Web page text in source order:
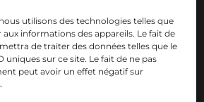
utilisons des technologies telles que
informations des appareils. Le fait de
de traiter des données telles que le
sur ce site. Le fait de ne pas
peut avoir un effet négatif sur
avec
Ressources
Contact